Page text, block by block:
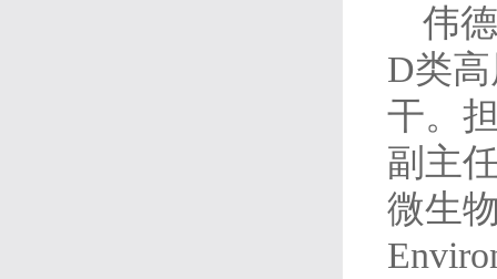
伟
D类
干。
副主
微生